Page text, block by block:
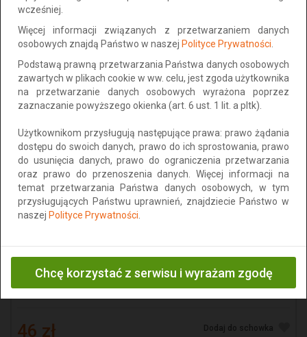
Dodano: 2026-08-02 16:52:12
137 zł
do negocjacji
Dodaj do schowka
Herbaciane róże, tkanina tapicerska,
obiciowa
Lokalizacja: Środa Wielkopolska
46 zł Dodaj do schowka
wcześniej.
Więcej informacji związanych z przetwarzaniem danych
osobowych znajdą Państwo w naszej Polityce Prywatności
Podstawą prawną przetwarzania Państwa danych osobowych
zawartych w plikach cookie w ww. celu, jest zgoda użytkownika
na przetwarzanie danych osobowych wyrażona poprzez
zaznaczanie powyższego okienka (art. 6 ust. 1 lit. a pltk).
Użytkownikom przysługują następujące prawa: prawo żądania
dostępu do swoich danych, prawo do ich sprostowania, prawo
do usunięcia danych, prawo do ograniczenia przetwarzania
oraz prawo do przenoszenia danych. Więcej informacji na
temat przetwarzania Państwa danych osobowych, w tym
przysługujących Państwu uprawnień, znajdziecie Państwo w
naszej Polityce Prywatności
Chcę korzystać z serwisu i wyrażam zgodę